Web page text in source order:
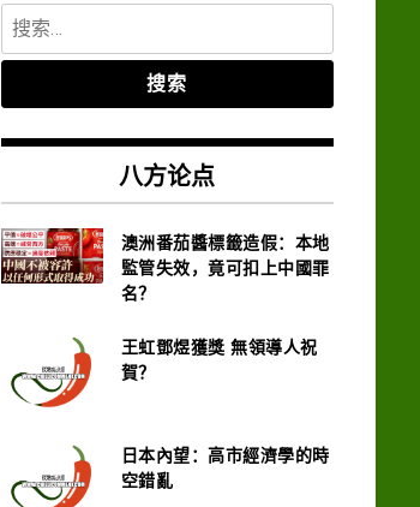
搜
索：
八方论点
澳洲番茄醬標籤造假：本地
監管失效，竟可扣上中國罪
名？
王虹鄧煜獲獎 無領導人祝
賀？
日本內望：高市經濟學的時
空錯亂